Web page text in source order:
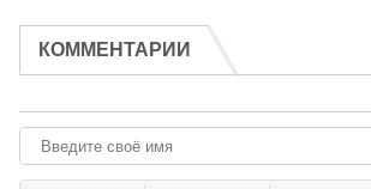
КОММЕНТАРИИ